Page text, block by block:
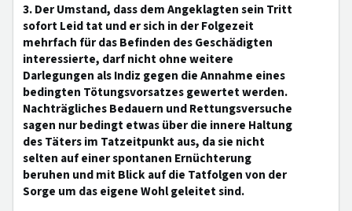
3. Der Umstand, dass dem Angeklagten sein Tritt
sofort Leid tat und er sich in der Folgezeit
mehrfach für das Befinden des Geschädigten
interessierte, darf nicht ohne weitere
Darlegungen als Indiz gegen die Annahme eines
bedingten Tötungsvorsatzes gewertet werden.
Nachträgliches Bedauern und Rettungsversuche
sagen nur bedingt etwas über die innere Haltung
des Täters im Tatzeitpunkt aus, da sie nicht
selten auf einer spontanen Ernüchterung
beruhen und mit Blick auf die Tatfolgen von der
Sorge um das eigene Wohl geleitet sind.